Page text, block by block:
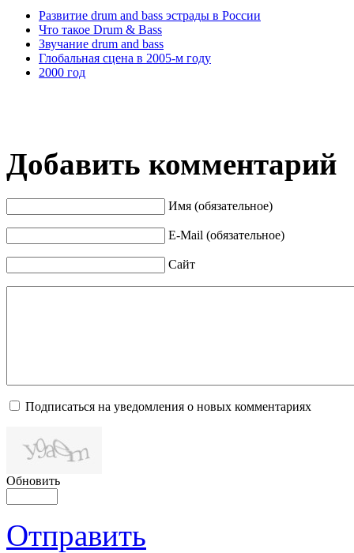
Развитие drum and bass эстрады в России
Что такое Drum & Bass
Звучание drum and bass
Глобальная сцена в 2005-м году
2000 год
Добавить комментарий
Имя (обязательное)
E-Mail (обязательное)
Сайт
Подписаться на уведомления о новых комментариях
Обновить
Отправить